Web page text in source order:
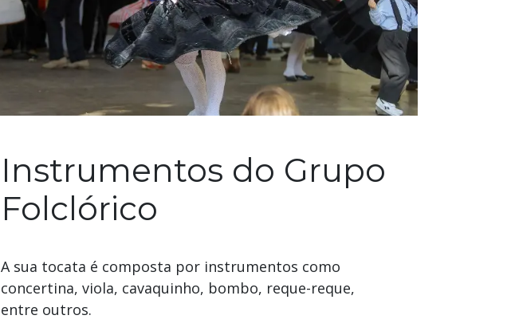
Instrumentos do Grupo
Folclórico
A sua tocata é composta por instrumentos como
concertina, viola, cavaquinho, bombo, reque-reque,
entre outros.